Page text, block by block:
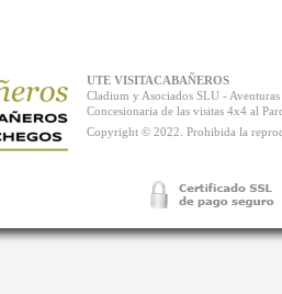
UTE VISITACABAÑEROS
Cladium y Asociados SLU -
Concesionaria de las visitas 4x4 al
Copyright © 2022. Prohibida la